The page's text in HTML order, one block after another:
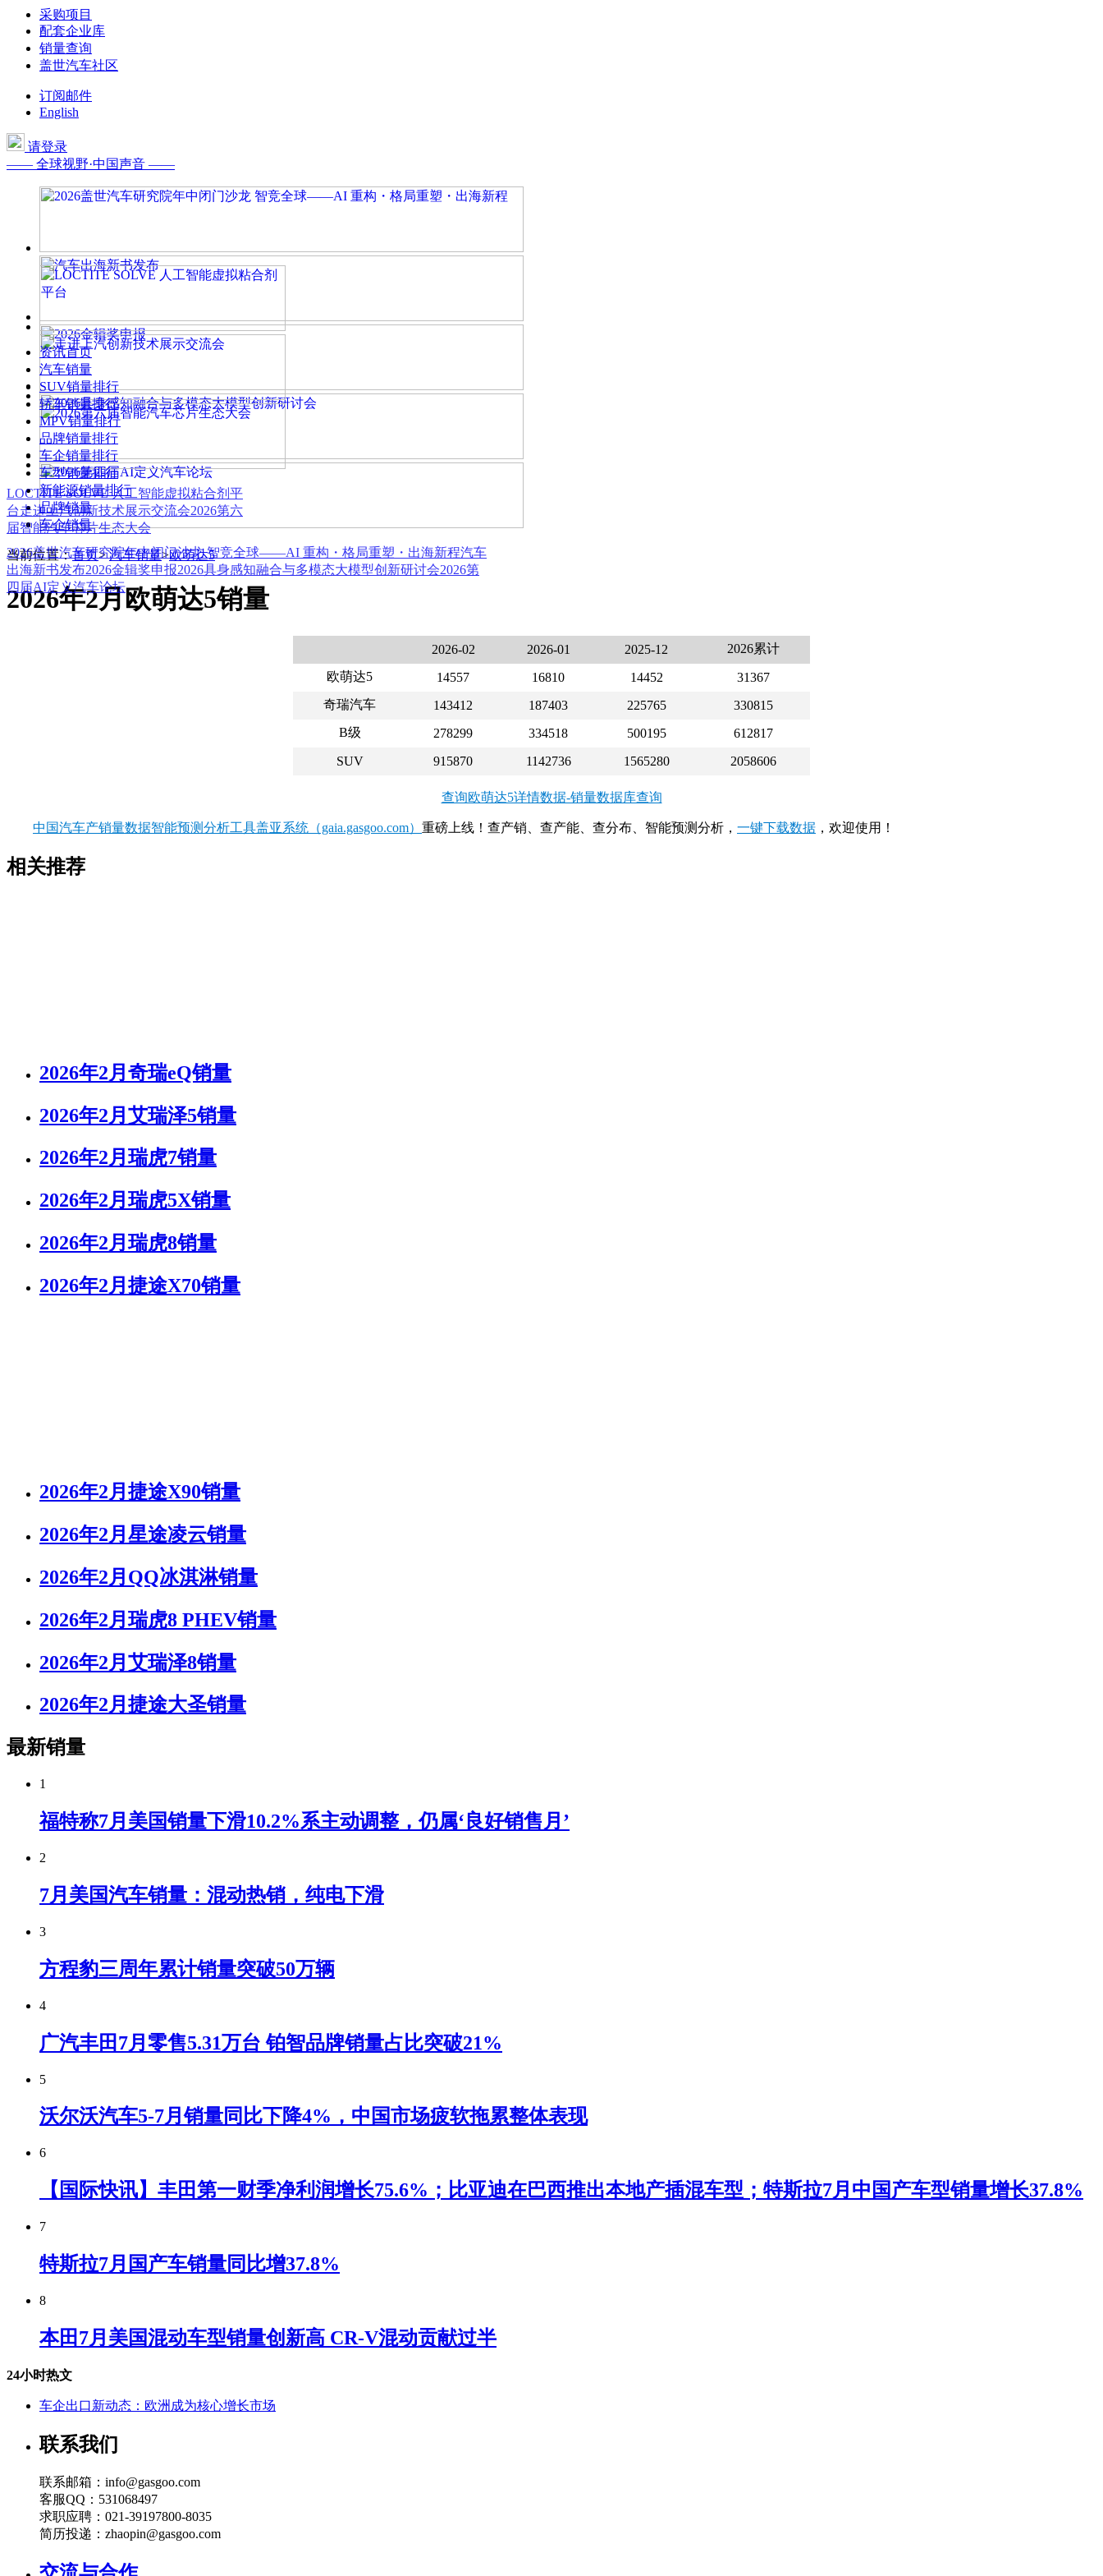
采购项目
配套企业库
销量查询
盖世汽车社区
订阅邮件
English
请登录
—— 全球视野·中国声音 ——
2026盖世汽车研究院年中闭门沙龙 智竞全球——AI 重构・格局重塑・出海新程汽车
出海新书发布2026金辑奖申报2026具身感知融合与多模态大模型创新研讨会2026第
四届AI定义汽车论坛
LOCTITE SOLVE 人工智能虚拟粘合剂平
台走进上汽创新技术展示交流会2026第六
届智能汽车芯片生态大会
资讯首页
汽车销量
SUV销量排行
轿车销量排行
MPV销量排行
品牌销量排行
车企销量排行
车型销量排行
新能源销量排行
品牌销量
车企销量
当前位置：首页>汽车销量>欧萌达5
2026年2月欧萌达5销量
2026-02 2026-01 2025-12
2026累计
欧萌达5
14557 16810 14452
31367
奇瑞汽车
143412 187403 225765
330815
B级
278299 334518 500195
612817
SUV
915870 1142736 1565280 2058606
查询欧萌达5详情数据-销量数据库查询
中国汽车产销量数据智能预测分析工具盖亚系统（gaia.gasgoo.com） 重磅上线！查产销、查产能、查分布、智能预测分析， 一键下载数据 ，欢迎使用！
相关推荐
2026年2月奇瑞eQ销量
2026年2月艾瑞泽5销量
2026年2月瑞虎7销量
2026年2月瑞虎5X销量
2026年2月瑞虎8销量
2026年2月捷途X70销量
2026年2月捷途X90销量
2026年2月星途凌云销量
2026年2月QQ冰淇淋销量
2026年2月瑞虎8 PHEV销量
2026年2月艾瑞泽8销量
2026年2月捷途大圣销量
最新销量
1
福特称7月美国销量下滑10.2%系主动调整，仍属‘良好销售月’
2
7月美国汽车销量：混动热销，纯电下滑
3
方程豹三周年累计销量突破50万辆
4
广汽丰田7月零售5.31万台 铂智品牌销量占比突破21%
5
沃尔沃汽车5-7月销量同比下降4%，中国市场疲软拖累整体表现
6
【国际快讯】丰田第一财季净利润增长75.6%；比亚迪在巴西推出本地产插混车型；特斯拉7月中国产车型销量增长37.8%
7
特斯拉7月国产车销量同比增37.8%
8
本田7月美国混动车型销量创新高 CR-V混动贡献过半
24小时热文
车企出口新动态：欧洲成为核心增长市场
联系我们
联系邮箱：info@gasgoo.com
客服QQ：531068497
求职应聘：021-39197800-8035
简历投递：zhaopin@gasgoo.com